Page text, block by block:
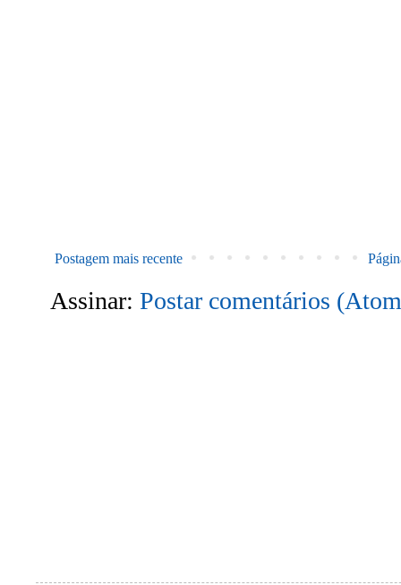
Postagem mais recente
Assinar: Postar comentários